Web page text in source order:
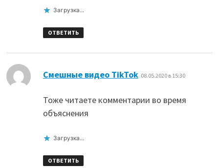
Загрузка...
ОТВЕТИТЬ
Смешные видео TikTok: 08.05.2020 в 15:30
Тоже читаете комментарии во время
объяснения
Загрузка...
ОТВЕТИТЬ